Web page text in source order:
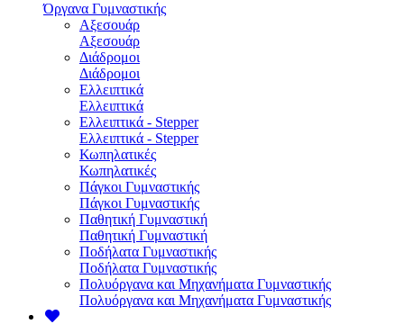
Όργανα Γυμναστικής
Αξεσουάρ
Αξεσουάρ
Διάδρομοι
Διάδρομοι
Ελλειπτικά
Ελλειπτικά
Ελλειπτικά - Stepper
Ελλειπτικά - Stepper
Κωπηλατικές
Κωπηλατικές
Πάγκοι Γυμναστικής
Πάγκοι Γυμναστικής
Παθητική Γυμναστική
Παθητική Γυμναστική
Ποδήλατα Γυμναστικής
Ποδήλατα Γυμναστικής
Πολυόργανα και Μηχανήματα Γυμναστικής
Πολυόργανα και Μηχανήματα Γυμναστικής